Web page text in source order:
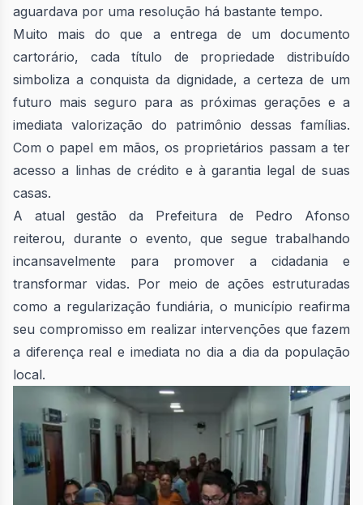
aguardava por uma resolução há bastante tempo.
Muito mais do que a entrega de um documento
cartorário, cada título de propriedade distribuído
simboliza a conquista da dignidade, a certeza de um
futuro mais seguro para as próximas gerações e a
imediata valorização do patrimônio dessas famílias.
Com o papel em mãos, os proprietários passam a ter
acesso a linhas de crédito e à garantia legal de suas
casas.
A atual gestão da Prefeitura de Pedro Afonso
reiterou, durante o evento, que segue trabalhando
incansavelmente para promover a cidadania e
transformar vidas. Por meio de ações estruturadas
como a regularização fundiária, o município reafirma
seu compromisso em realizar intervenções que fazem
a diferença real e imediata no dia a dia da população
local.